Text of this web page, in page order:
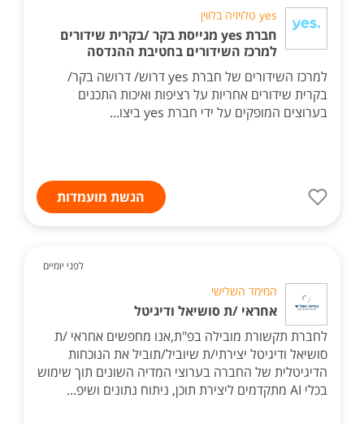
yes טלויזיה בלווין
חברת yes מגייסת בקר /בקרית שידורים
למרכז השידורים בחטיבת ההנדסה
למרכז השידורים של חברת yes דרוש/ דרושה בקר/
בקרית שידורים אחריות על רציפות ואיכות התכנים
בערוצים המופקים על ידי חברת yes ביצו...
הגשת מועמדות
לפני יומיים
המימד השלישי
אחראי /ת סושיאל ודיגיטל
לחברת תקשורת מובילה בפ"ת,אנו מחפשים אחראי /ת
סושיאל ודיגיטל יצירתי/ת שיוביל/תוביל את הנוכחות
הדיגיטלית של החברה בערוצי המדיה השונים תוך שימוש
בכלי AI מתקדמים ליצירת תוכן, ניתוח נתונים ושיפ...